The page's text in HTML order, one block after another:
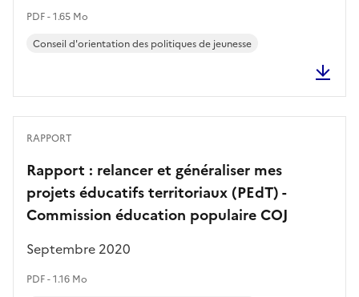
PDF - 1.65 Mo
Conseil d'orientation des politiques de jeunesse
RAPPORT
Rapport : relancer et généraliser mes
projets éducatifs territoriaux (PEdT) -
Commission éducation populaire COJ
Septembre 2020
PDF - 1.16 Mo